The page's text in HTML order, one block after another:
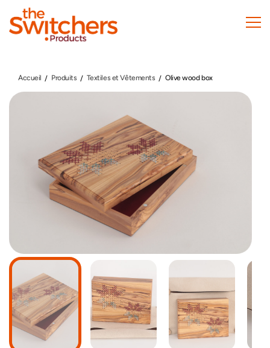
Skip
Accueil Produits Textiles et Vêtements Olive wood box